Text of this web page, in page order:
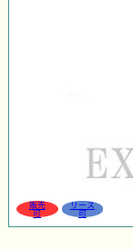
販売
可
リース
可